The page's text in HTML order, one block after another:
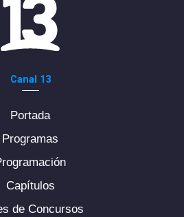
Canal 13
Portada
Programas
Capítulos
de Concursos